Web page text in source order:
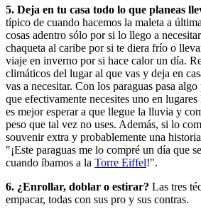
5. Deja en tu casa todo lo que planeas
típico de cuando hacemos la maleta a
cosas adentro sólo por si lo llego a
chaqueta al caribe por si te diera frío o
viaje en inverno por si hace calor un día.
climáticos del lugar al que vas y deja en
vas a necesitar. Con los paraguas pasa
que efectivamente necesites uno en
es mejor esperar a que llegue la lluvia y
peso que tal vez no uses. Además, si lo
souvenir extra y probablemente una
"¡Este paraguas me lo compré un día que
cuando íbamos a la Torre Eiffel!".
6. ¿Enrollar, doblar o estirar? Las tres
empacar, todas con sus pro y sus contras.